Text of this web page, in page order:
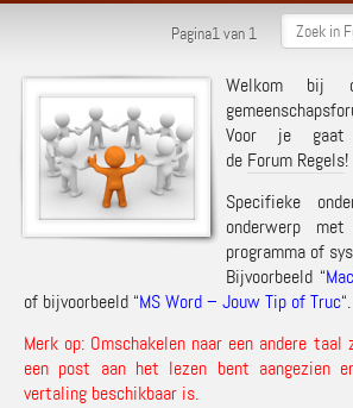
Pagina1 van 1
Welkom bij
Voor je gaat
de Forum Regels!
Specifieke
onderwerp
programma of
Bijvoorbeeld “
of bijvoorbeeld “MS Word – Jouw Tip of Truc“.
Merk op: Omschakelen naar een andere
een post aan het lezen bent aangezien
vertaling beschikbaar is.